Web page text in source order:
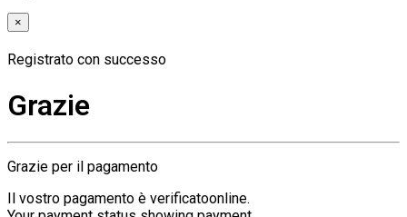
×
Registrato con successo
Grazie
Grazie per il pagamento
Il vostro pagamento è verificatoonline.